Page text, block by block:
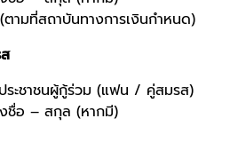
ตามที่สถาบันทางการเงินกำหนด)
ประชาชนผู้กู้ร่วม (แฟน / คู่สมรส)
งชื่อ – สกุล (หากมี)